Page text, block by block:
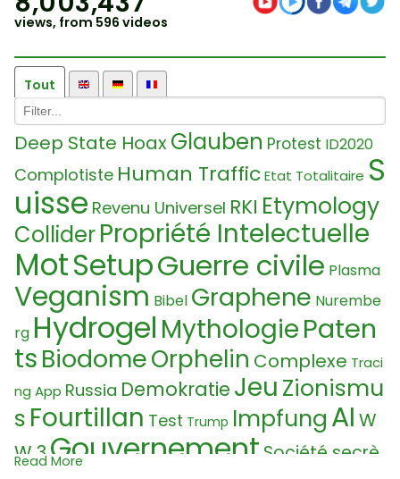
views, from 596 videos
Tout
Deep State Hoax Glauben Protest ID2020
Complotiste Human TrafficEtat Totalitaire S
uisse Revenu Universel RKI Etymology
ColliderPropriété Intelectuelle
MotSetupGuerre civile Plasma
Veganism Bibel Graphene Nurembe
rg Hydrogel MythologiePaten
tsBiodomeOrphelin Complexe Traci
ng App Russia Demokratie Jeu Zionismu
s Fourtillan Test Trump Impfung AI W
W 3Gouvernement Société secrè
Read More